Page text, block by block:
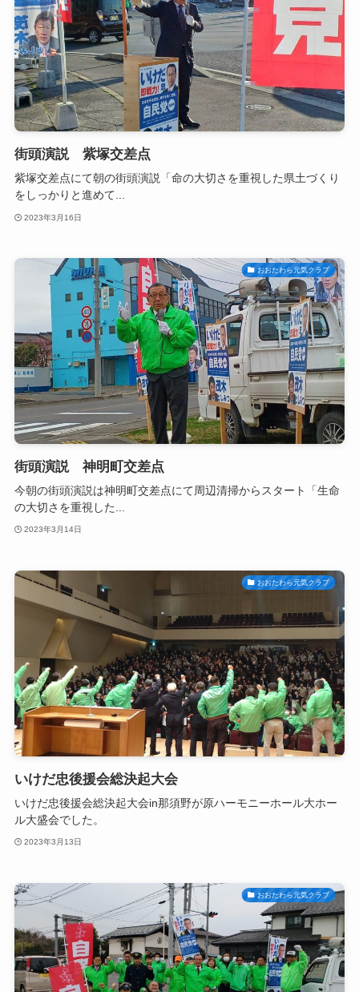
街頭演説 紫塚交差点
紫塚交差点にて朝の街頭演説「命の大切さを重視した県土づくり
をしっかりと進めて...
2023年3月16日
おおたわら元気クラブ
街頭演説 神明町交差点
今朝の街頭演説は神明町交差点にて周辺清掃からスタート「生命
の大切さを重視した...
2023年3月14日
おおたわら元気クラブ
いけだ忠後援会総決起大会
いけだ忠後援会総決起大会in那須野が原ハーモニーホール大ホー
ル大盛会でした。
2023年3月13日
おおたわら元気クラブ